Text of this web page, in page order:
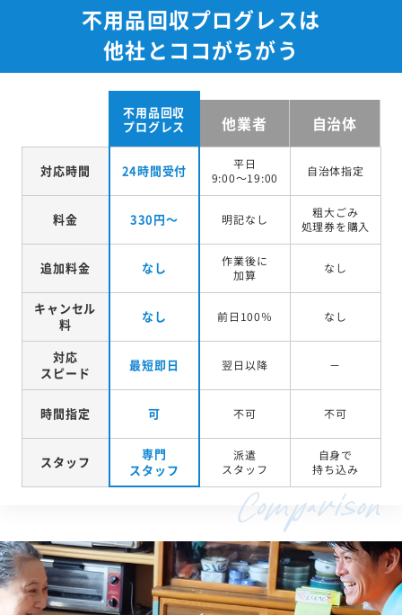
不用品回収プログレスは
他社とココがちがう
不用品回収
プログレス
他業者 自治体
対応時間 24時間受付
平日
9:00～19:00
自治体指定
料金 330円～ 明記なし
粗大ごみ
処理券を購入
追加料金 なし
作業後に
加算
なし
キャンセル
料
なし 前日100％ なし
対応
スピード
最短即日 翌日以降 －
時間指定 可 不可 不可
スタッフ
専門
スタッフ
派遣
スタッフ
自身で
持ち込み